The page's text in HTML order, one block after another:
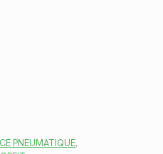
PNEUMATIQUE,